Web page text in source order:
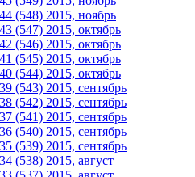
(548) 2015, ноябрь
(547) 2015, октябрь
(546) 2015, октябрь
(545) 2015, октябрь
(544) 2015, октябрь
(543) 2015, сентябрь
(542) 2015, сентябрь
(541) 2015, сентябрь
(540) 2015, сентябрь
(539) 2015, сентябрь
(538) 2015, август